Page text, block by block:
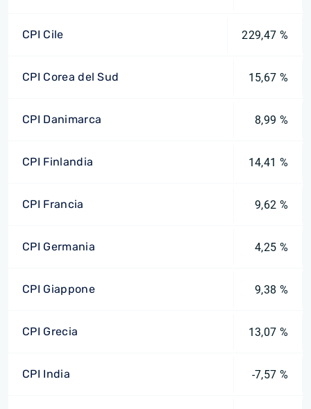
CPI Cile 229,47 %
CPI Corea del Sud 15,67 %
CPI Danimarca 8,99 %
CPI Finlandia 14,41 %
CPI Francia 9,62 %
CPI Germania 4,25 %
CPI Giappone 9,38 %
CPI Grecia 13,07 %
CPI India -7,57 %